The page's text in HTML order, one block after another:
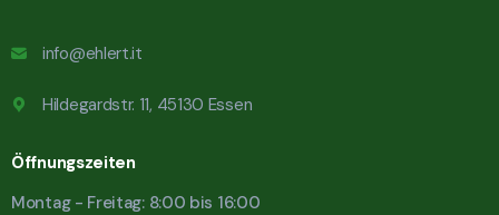
info@ehlert.it
Hildegardstr. 11, 45130 Essen
Öffnungszeiten
Montag - Freitag: 8:00 bis 16:00